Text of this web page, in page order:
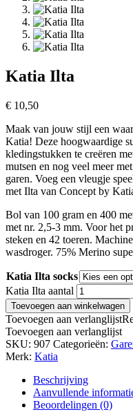
Katia Ilta
€ 10,50
Maak van jouw stijl een
Katia! Deze hoogwaardige
kledingstukken te creëren
mutsen en nog veel meer
garen. Voeg een vleugje
met Ilta van Concept by
Bol van 100 gram en 400
met nr. 2,5-3 mm. Voor het
steken en 42 toeren.
wasdroger. 75% Merino
Katia Ilta socks
Katia Ilta aantal
Toevoegen aan winkelwagen
Toevoegen aan verlanglijst
Toevoegen aan verlanglijst
SKU: 907 Categorieën:
Merk: Katia
Beschrijving
Aanvullende
Beoordelingen (0)